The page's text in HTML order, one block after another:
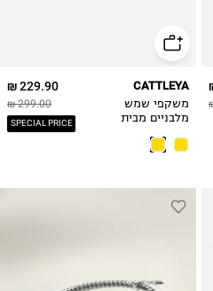
229.90 ₪
299.00 ₪
SPECIAL PRICE
CATTLEYA
משקפי שמש
מלבניים מבית